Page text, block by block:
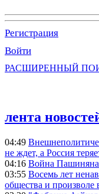
Регистрация
Войти
РАСШИРЕННЫЙ
лента
04:49
не ждет, а Россия
04:16 Война Пашиняна
03:55 Восемь лет
общества и произволе